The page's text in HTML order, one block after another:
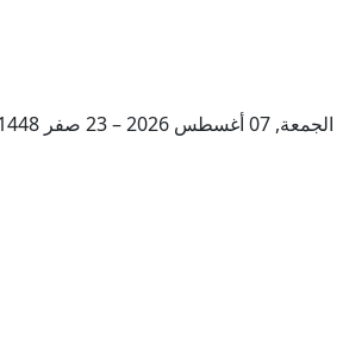
الجمعة, 07 أغسطس 2026 – 23 صفر 1448 هـ